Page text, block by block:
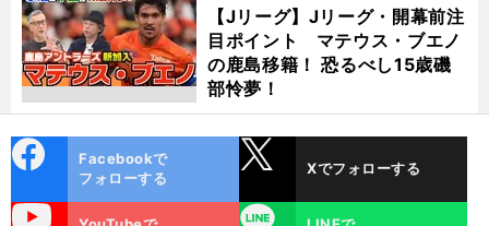
【Jリーグ】Jリーグ・開幕前注
目ポイント マテウス・ブエノ
の鹿島移籍！ 恐るべし15歳磯
部怜夢！
動画
ok
Facebookで
フォローする
Xでフォローする
LINE